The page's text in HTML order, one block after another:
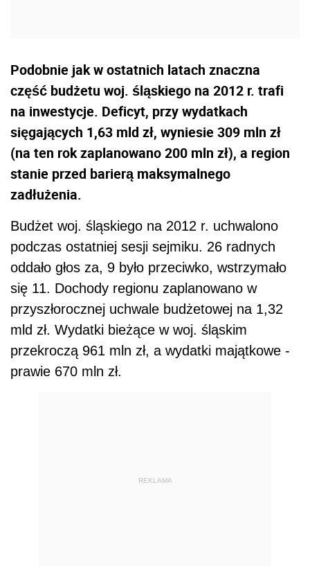
Podobnie jak w ostatnich latach znaczna
część budżetu woj. śląskiego na 2012 r. trafi
na inwestycje. Deficyt, przy wydatkach
sięgających 1,63 mld zł, wyniesie 309 mln zł
(na ten rok zaplanowano 200 mln zł), a region
stanie przed barierą maksymalnego
zadłużenia.
Budżet woj. śląskiego na 2012 r. uchwalono
podczas ostatniej sesji sejmiku. 26 radnych
oddało głos za, 9 było przeciwko, wstrzymało
się 11. Dochody regionu zaplanowano w
przyszłorocznej uchwale budżetowej na 1,32
mld zł. Wydatki bieżące w woj. śląskim
przekroczą 961 mln zł, a wydatki majątkowe -
prawie 670 mln zł.
REKLAMA